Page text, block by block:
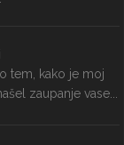
tem, kako je moj
zaupanje vase...